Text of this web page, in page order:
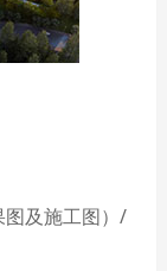
及施工图）/